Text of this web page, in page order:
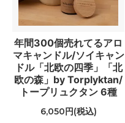
年間300個売れてるアロ
マキャンドル/ソイキャン
ドル「北欧の四季」「北
欧の森」by Torplyktan/
トープリュクタン 6種
6,050円(税込)